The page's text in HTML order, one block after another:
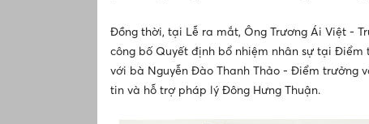
Đồng thời, tại Lễ ra mắt, Ông Trương Ái Việt -
công bố Quyết định bổ nhiệm nhân sự tại
với bà Nguyễn Đào Thanh Thảo - Điểm trưởng
tin và hỗ trợ pháp lý Đông Hưng Thuận.